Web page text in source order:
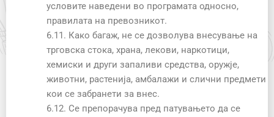
условите наведени во програмата односно,
правилата на превозникот.
6.11. Како багаж, не се дозволува внесување на
трговска стока, храна, лекови, наркотици,
хемиски и други запаливи средства, оружје,
животни, растенија, амбалажи и слични предмети
кои се забранети за внес.
6.12. Се препорачува пред патувањето да се